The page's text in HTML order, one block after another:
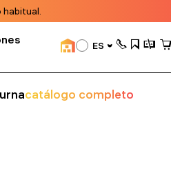
habitual.
ES
catálogo completo